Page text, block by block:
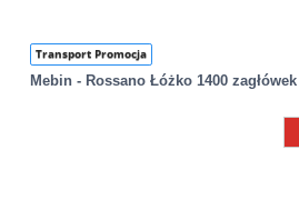
Transport Promocja
Mebin - Rossano Łóżko 1400